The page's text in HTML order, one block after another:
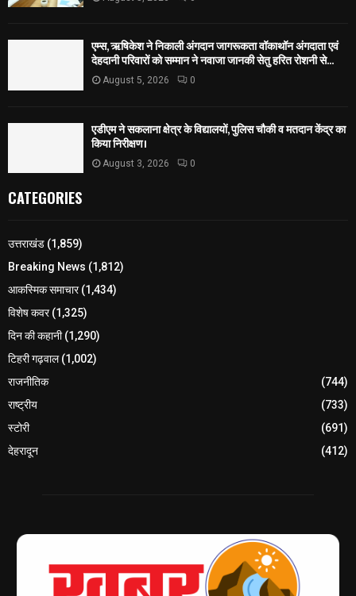
एम्स, ऋषिकेश ने निकाली अंगदान जागरूकता वॉकाथॉन अंगदाता एवं
देहदानी परिवारों को सम्मान ने नवाजा जानकी सेतु हरित रोशनी से...
August 5, 2026 0
एडीएम ने सकलाना क्षेत्र के विद्यालयों, पुलिस चौकी व मतदान केंद्र का
किया निरीक्षण।
August 3, 2026 0
CATEGORIES
उत्तराखंड (1,859)
Breaking News (1,812)
आकस्मिक समाचार(1,434)
विशेष कवर(1,325)
दिन की कहानी(1,290)
टिहरी गढ़वाल(1,002)
राजनीतिक
(744)
राष्ट्रीय
(733)
स्टोरी
(691)
देहरादून
(412)